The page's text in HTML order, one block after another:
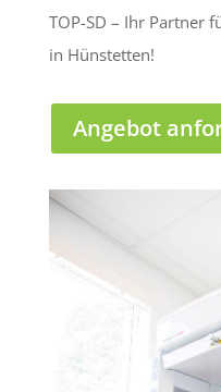
TOP-SD – Ihr Partner
in Hünstetten!
Angebot